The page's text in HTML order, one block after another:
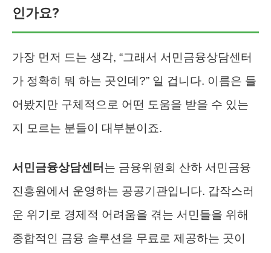
인가요?
가장 먼저 드는 생각, “그래서 서민금융상담센터
가 정확히 뭐 하는 곳인데?” 일 겁니다. 이름은 들
어봤지만 구체적으로 어떤 도움을 받을 수 있는
지 모르는 분들이 대부분이죠.
서민금융상담센터 는 금융위원회 산하 서민금융
진흥원에서 운영하는 공공기관입니다. 갑작스러
운 위기로 경제적 어려움을 겪는 서민들을 위해
종합적인 금융 솔루션을 무료로 제공하는 곳이